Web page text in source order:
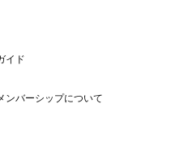
イド
ンバーシップについて